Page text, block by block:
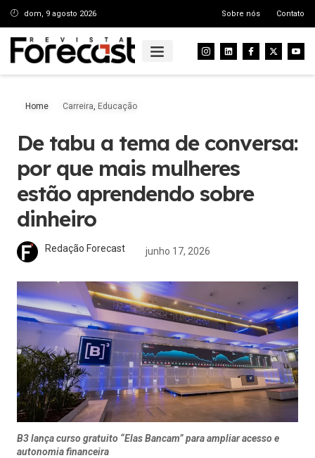
dom, 9 agosto 2026 Sobre nós Contato
Home Carreira, Educação
De tabu a tema de conversa:
por que mais mulheres
estão aprendendo sobre
dinheiro
Redação Forecast junho 17, 2026
B3 lança curso gratuito “Elas Bancam” para ampliar acesso e
autonomia financeira